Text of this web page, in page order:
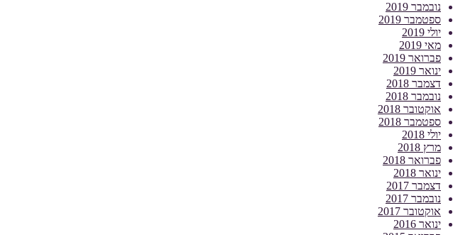
נובמבר 2019
ספטמבר 2019
יולי 2019
מאי 2019
פברואר 2019
ינואר 2019
דצמבר 2018
נובמבר 2018
אוקטובר 2018
ספטמבר 2018
יולי 2018
מרץ 2018
פברואר 2018
ינואר 2018
דצמבר 2017
נובמבר 2017
אוקטובר 2017
ינואר 2016